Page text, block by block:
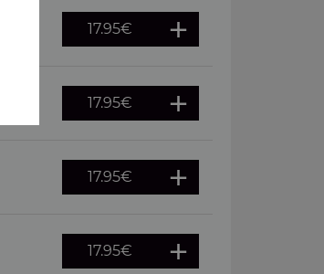
17.95€
17.95€
17.95€
17.95€